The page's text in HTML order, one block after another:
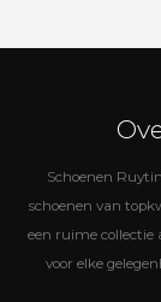
Schoenen
schoenen van
een ruime collectie
voor elke